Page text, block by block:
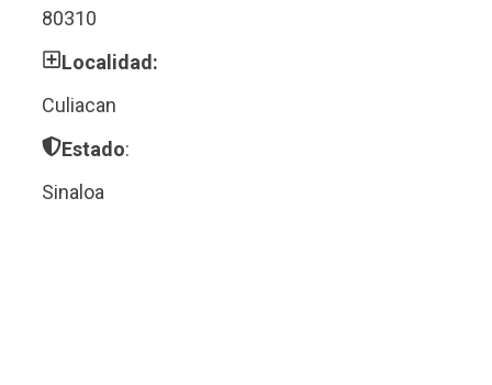
80310
Localidad:
Culiacan
Estado:
Sinaloa